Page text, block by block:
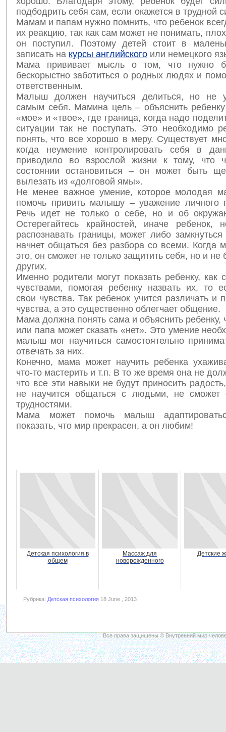
подбодрить себя сам, если окажется в трудной
Мамам и папам нужно помнить, что ребенок
их реакцию, так как сам может не понимать,
он поступил. Поэтому детей стоит в
записать на курсы английского или немецкого
Мама прививает мысль о том, что нужно
бескорыстно заботиться о родных людях и
ответственным.
Малыш должен научиться делиться, но не
самым себя. Мамина цель – объяснить ребенку
«мое» и «твое», где граница, когда надо
ситуации так не поступать. Это необходимо
понять, что все хорошо в меру. Существует
когда неумение контролировать себя в
приводило во взрослой жизни к тому, что
состоянии остановиться – он может быть
вылезать из «долговой ямы».
Не менее важное умение, которое молодая
помочь привить малышу – уважение личного
Речь идет не только о себе, но и об
Остерегайтесь крайностей, иначе ребенок,
распознавать границы, может либо
начнет общаться без разбора со всеми. Когда
это, он сможет не только защитить себя, но и не
других.
Именно родители могут показать ребенку, как
чувствами, помогая ребенку назвать их, то
свои чувства. Так ребенок учится различать и
чувства, а это существенно облегчает общение.
Мама должна понять сама и объяснить ребенку,
или папа может сказать «нет». Это умение
малыш мог научиться самостоятельно
отвечать за них.
Конечно, мама может научить ребенка
что-то мастерить и т.п. В то же время она не
что все эти навыки не будут приносить
не научится общаться с людьми, не сможет
трудностями.
Мама может помочь малыш
показать, что мир прекрасен, а он любим!
Детская психология в
общем
Массаж для
новорожденного
Детские
Рубрика: Детская психология 18 June , 2013
Все права защищены © Внутренний мир